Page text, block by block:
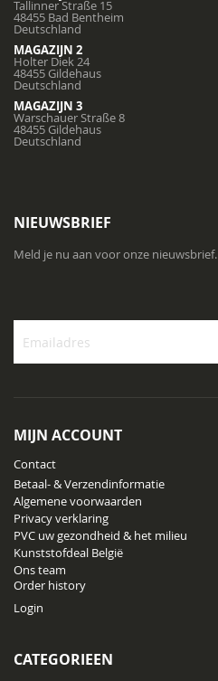
Tallinner Straße 15
48455 Bad Bentheim
Deutschland
MAGAZIJN 2
Holter Diek 24
48455 Gildehaus
Deutschland
MAGAZIJN 3
Warschauer Straße 8
48455 Gildehaus
Deutschland
NIEUWSBRIEF
Meld je nu aan voor onze nieuwsbrief.
nieuwsbrief
MIJN ACCOUNT
Contact
Betaal- & Verzendinformatie
Algemene voorwaarden
Privacy verklaring
PVC uw gezondheid & het milieu
Kunststofdeal België
Ons team
Order history
Login
CATEGORIEEN